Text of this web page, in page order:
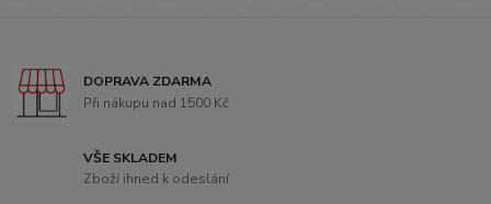
DOPRAVA ZDARMA
Při nákupu nad 1500 Kč
VŠE SKLADEM
Zboží ihned k odeslání